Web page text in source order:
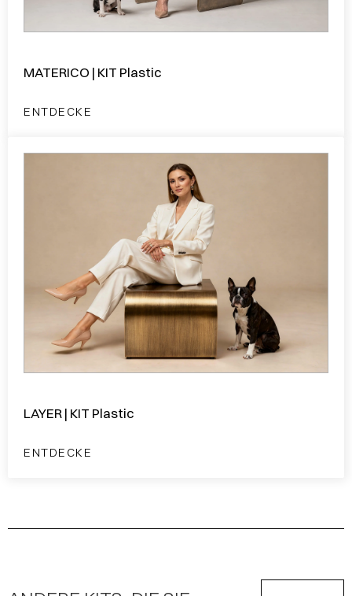
MATERICO | KIT Plastic
ENTDECKE
LAYER | KIT Plastic
ENTDECKE